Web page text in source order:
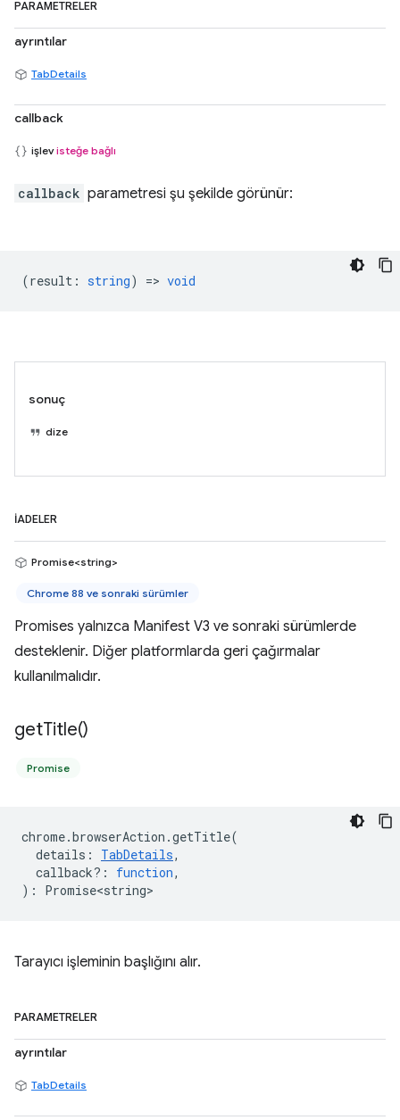
PARAMETRELER
ayrıntılar
TabDetails
callback
işlevisteğe bağlı
callback parametresi şu şekilde görünür:
(result : string) => void
sonuç
dize
İADELER
Promise<string>
Chrome 88 ve sonraki sürümler
Promises yalnızca Manifest V3 ve sonraki sürümlerde
desteklenir. Diğer platformlarda geri çağırmalar
kullanılmalıdır.
getTitle()
Promise
chrome.browserAction .getTitle(
details : TabDetails,
callback? : function,
) : Promise<string>
Tarayıcı işleminin başlığını alır.
PARAMETRELER
ayrıntılar
TabDetails